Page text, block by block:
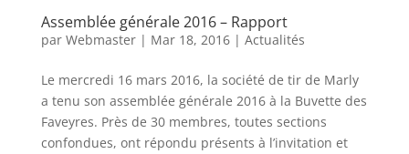
Assemblée générale 2016 – Rapport
par Webmaster| Mar 18, 2016| Actualités
Le mercredi 16 mars 2016, la société de tir de Marly
a tenu son assemblée générale 2016 à la Buvette des
Faveyres. Près de 30 membres, toutes sections
confondues, ont répondu présents à l’invitation et